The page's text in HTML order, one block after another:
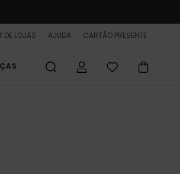
DE LOJAS AJUDA CARTÃO PRESENTE